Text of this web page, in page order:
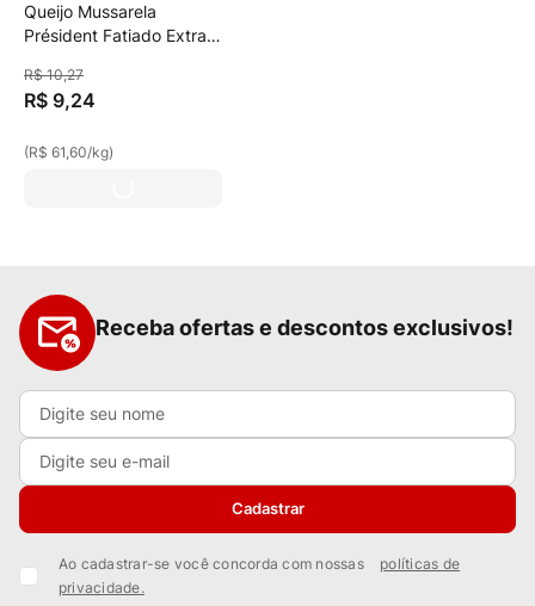
Queijo Mussarela
Président Fatiado Extra
R$ 10,27
R$ 9,24
(R$ 61,60/kg)
Receba ofertas e descontos exclusivos!
Cadastrar
Ao cadastrar-se você concorda com nossas
políticas de
privacidade.